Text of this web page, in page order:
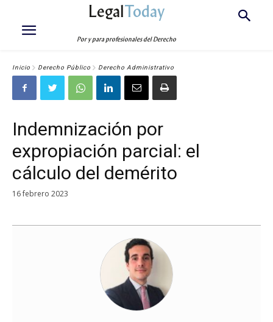
LegalToday
Por y para profesionales del Derecho
Inicio Derecho Público Derecho Administrativo
Indemnización por
expropiación parcial: el
cálculo del demérito
16 febrero 2023